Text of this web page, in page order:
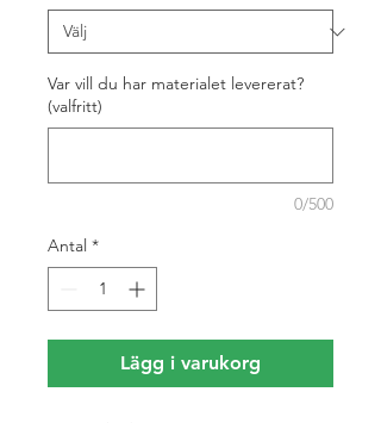
Var vill du har materialet levererat?
(valfritt)
0/500
Antal *
Lägg i varukorg